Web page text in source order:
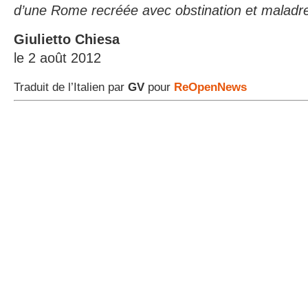
d’une Rome recréée avec obstination et
Giulietto Chiesa
le 2 août 2012
Traduit de l’Italien par GV pour ReOpenNews